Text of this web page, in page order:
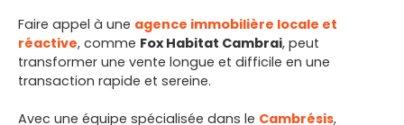
Faire appel à une agence immobilière locale et
réactive, comme Fox Habitat Cambrai, peut
transformer une vente longue et difficile en une
transaction rapide et sereine.
Avec une équipe spécialisée dans le Cambrésis,